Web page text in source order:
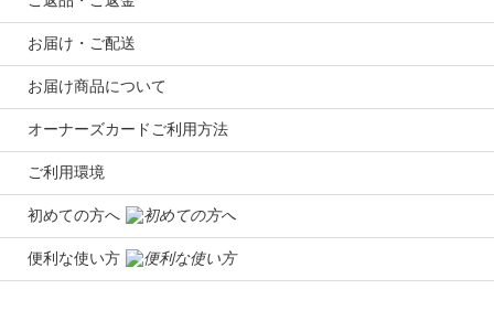
お届け・ご配送
お届け商品について
オーナーズカードご利用方法
ご利用環境
初めての方へ
便利な使い方